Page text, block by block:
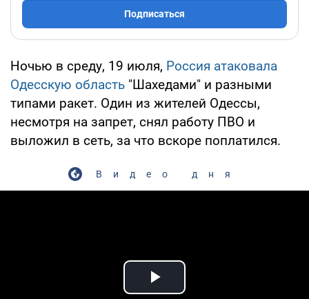
Подписаться
Ночью в среду, 19 июля, Россия атаковала
Одесскую область "Шахедами" и разными
типами ракет. Один из жителей Одессы,
несмотря на запрет, снял работу ПВО и
выложил в сеть, за что вскоре поплатился.
Видео дня
Play Video